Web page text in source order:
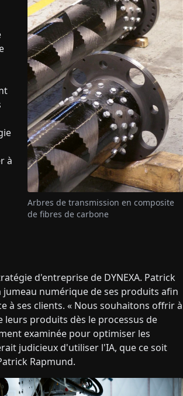
à
Arbres de transmission en composite
de fibres de carbone
d'entreprise de DYNEXA. Patrick
numérique de ses produits afin
ses clients. « Nous souhaitons offrir à
leurs produits dès le processus de
examinée pour optimiser les
judicieux d'utiliser l'IA, que ce soit
Rapmund.